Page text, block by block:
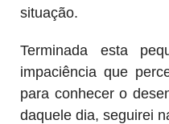
situação.
Terminada esta
impaciência que
para conhecer o
daquele dia, seguirei